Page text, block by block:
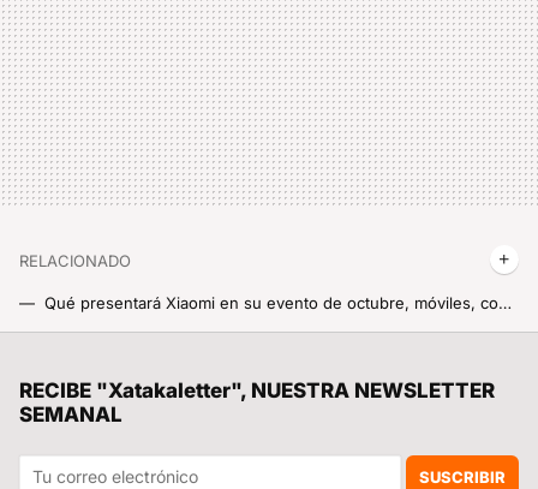
RELACIONADO
Qué presentará Xiaomi en su evento de octubre, móviles, coches y el nuevo HyperOS
De acuerdo, no es ni Google Maps ni Waze, pero esta app gratuita tiene funciones chulísimas, y ahora también una exclusiva que es una pasada
RECIBE "Xatakaletter", NUESTRA NEWSLETTER
SEMANAL
SUSCRIBIR